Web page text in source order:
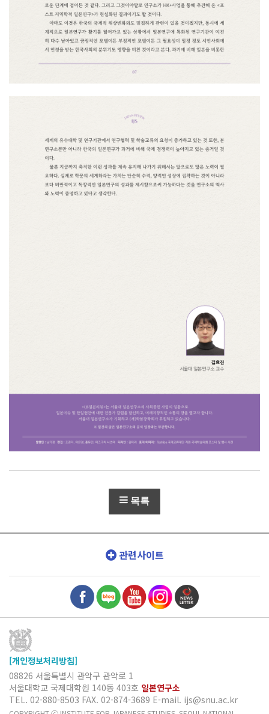
목록
관련사이트
[개인정보처리방침]
08826 서울특별시 관악구 관악로 1
서울대학교 국제대학원 140동 403호 일본연구소
TEL. 02-880-8503 FAX. 02-874-3689 E-mail. ijs@snu.ac.kr